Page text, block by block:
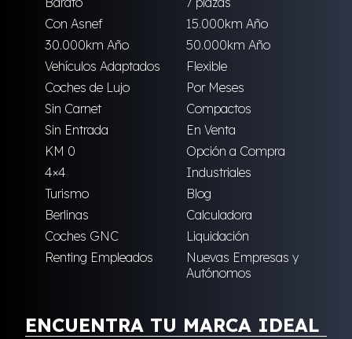
Con Asnef
15.000km Año
30.000km Año
50.000km Año
Vehículos Adaptados
Flexible
Coches de Lujo
Por Meses
Sin Carnet
Compactos
Sin Entrada
En Venta
KM 0
Opción a Compra
4×4
Industriales
Turismo
Blog
Berlinas
Calculadora
Coches GNC
Liquidación
Renting Empleados
Nuevas Empresas y
Autónomos
ENCUENTRA TU MARCA IDEAL